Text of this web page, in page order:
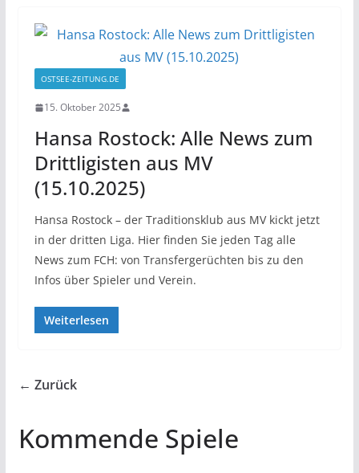
OSTSEE-ZEITUNG.DE
15. Oktober 2025
Hansa Rostock: Alle News zum
Drittligisten aus MV
(15.10.2025)
Hansa Rostock – der Traditionsklub aus MV kickt jetzt
in der dritten Liga. Hier finden Sie jeden Tag alle
News zum FCH: von Transfergerüchten bis zu den
Infos über Spieler und Verein.
Weiterlesen
← Zurück
Kommende Spiele